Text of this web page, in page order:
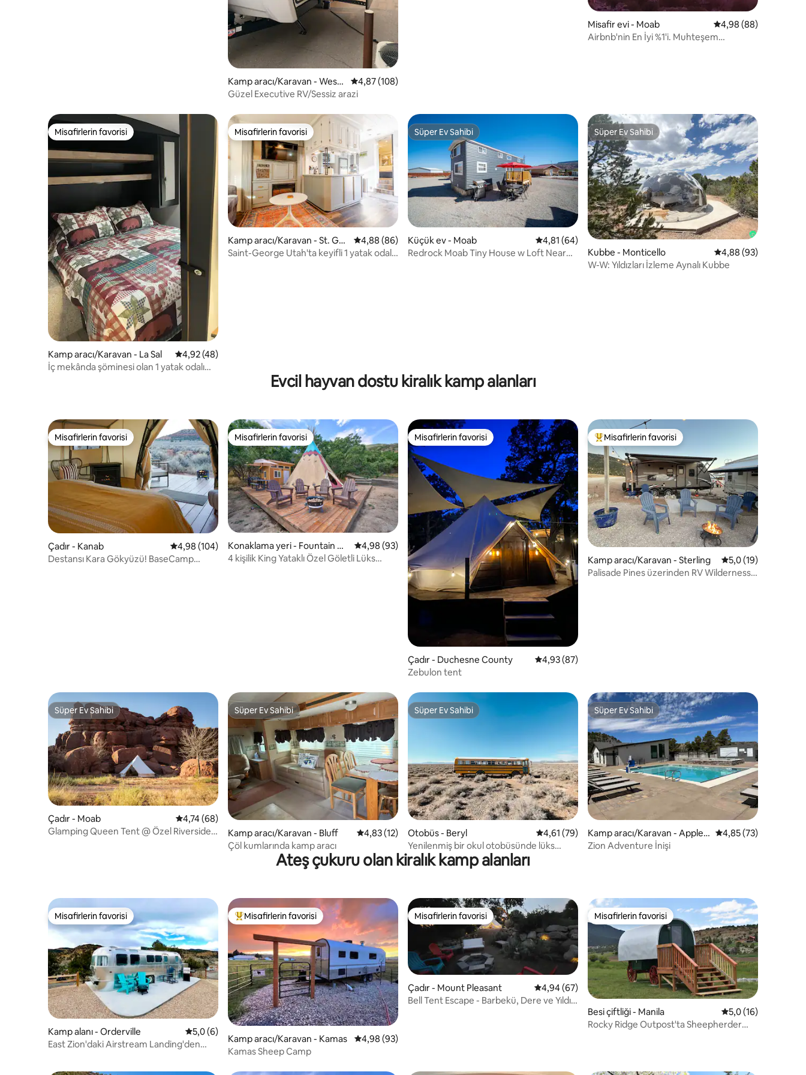
Kamp aracı/Karavan - West
Bountiful
5 üzerinden ortalama 4,87 puan, 108 değerlendirme
4,87 (108)
Güzel Executive RV/Sessiz arazi
Misafir evi - Moab 5 üzerinden ortalama
4,98 (88)
Airbnb'nin En İyi %1'i. Muhteşem
Misafirlerin favorisi
Misafirlerin favorisi
Kamp aracı/Karavan - La Sal 5 üzerinden ortalama 4,92 puan, 48 değerlendirme
4,92 (48)
İç mekânda şöminesi olan 1 yatak odalı
Misafirlerin favorisi
Misafirlerin favorisi
Kamp aracı/Karavan - St. Ge
orge
5 üzerinden ortalama 4,88 puan, 86 değerlendirme
4,88 (86)
Saint-George Utah'ta keyifli 1 yatak odalı
Süper Ev Sahibi
Süper Ev Sahibi
Küçük ev - Moab 5 üzerinden ortalama 4,81 puan, 64 değerlendirme
4,81 (64)
Redrock Moab Tiny House w Loft Near
Süper Ev Sahibi
Süper Ev Sahibi
Kubbe - Monticello 5 üzerinden ortalama
4,88 (93)
W-W: Yıldızları İzleme Aynalı Kubbe
Evcil hayvan dostu kiralık kamp alanları
Misafirlerin favorisi
Misafirlerin favorisi
Çadır - Kanab 5 üzerinden ortalama 4,98 puan, 104 değerlendirme
4,98 (104)
Destansı Kara Gökyüzü! BaseCamp
Misafirlerin favorisi
Misafirlerin favorisi
Konaklama yeri - Fountain Gr
een
5 üzerinden ortalama 4,98 puan, 93 değerlendirme
4,98 (93)
4 kişilik King Yataklı Özel Göletli Lüks
Misafirlerin favorisi
Misafirlerin favorisi
Çadır - Duchesne County 5 üzerinden ortalama 4,93 puan, 87 değerlendirme
4,93 (87)
Zebulon tent
Misafirlerin favorilerinden en beğenilenler arasında
Misafirlerin favorisi
Kamp aracı/Karavan - Sterling 5 üzerinden
5,0 (19)
Palisade Pines üzerinden RV Wilderness
Süper Ev Sahibi
Süper Ev Sahibi
Çadır - Moab 5 üzerinden ortalama 4,74 puan, 68 değerlendirme
4,74 (68)
Glamping Queen Tent @ Özel Riverside
Süper Ev Sahibi
Süper Ev Sahibi
Kamp aracı/Karavan - Bluff 5 üzerinden ortalama 4,83 puan, 12 değerlendirme
4,83 (12)
Çöl kumlarında kamp aracı
Süper Ev Sahibi
Süper Ev Sahibi
Otobüs - Beryl 5 üzerinden ortalama 4,61 puan, 79 değerlendirme
4,61 (79)
Yenilenmiş bir okul otobüsünde lüks
kamp
Süper Ev Sahibi
Süper Ev Sahibi
Kamp aracı/Karavan - Apple V
alley
5 üzerinden
4,85 (73)
Zion Adventure İnişi
Ateş çukuru olan kiralık kamp alanları
Misafirlerin favorisi
Misafirlerin favorisi
Kamp alanı - Orderville 5 üzerinden ortalama 5,0 puan, 6 değerlendirme
5,0 (6)
East Zion'daki Airstream Landing'den
Misafirlerin favorilerinden en beğenilenler arasında
Misafirlerin favorisi
Kamp aracı/Karavan - Kamas 5 üzerinden ortalama 4,98 puan, 93 değerlendirme
4,98 (93)
Kamas Sheep Camp
Misafirlerin favorisi
Misafirlerin favorisi
Çadır - Mount Pleasant 5 üzerinden ortalama 4,94 puan, 67 değerlendirme
4,94 (67)
Bell Tent Escape - Barbekü, Dere ve Yıldız
Misafirlerin favorisi
Misafirlerin favorisi
Besi çiftliği - Manila 5 üzerinden
5,0 (16)
Rocky Ridge Outpost'ta Sheepherder